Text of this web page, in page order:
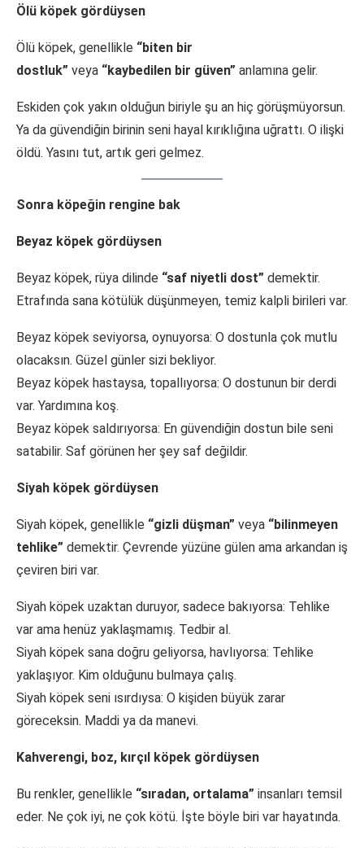
Ölü köpek gördüysen
Ölü köpek, genellikle “biten bir
dostluk” veya “kaybedilen bir güven” anlamına gelir.
Eskiden çok yakın olduğun biriyle şu an hiç görüşmüyorsun.
Ya da güvendiğin birinin seni hayal kırıklığına uğrattı. O ilişki
öldü. Yasını tut, artık geri gelmez.
Sonra köpeğin rengine bak
Beyaz köpek gördüysen
Beyaz köpek, rüya dilinde “saf niyetli dost” demektir.
Etrafında sana kötülük düşünmeyen, temiz kalpli birileri var.
Beyaz köpek seviyorsa, oynuyorsa: O dostunla çok mutlu
olacaksın. Güzel günler sizi bekliyor.
Beyaz köpek hastaysa, topallıyorsa: O dostunun bir derdi
var. Yardımına koş.
Beyaz köpek saldırıyorsa: En güvendiğin dostun bile seni
satabilir. Saf görünen her şey saf değildir.
Siyah köpek gördüysen
Siyah köpek, genellikle “gizli düşman” veya “bilinmeyen
tehlike” demektir. Çevrende yüzüne gülen ama arkandan iş
çeviren biri var.
Siyah köpek uzaktan duruyor, sadece bakıyorsa: Tehlike
var ama henüz yaklaşmamış. Tedbir al.
Siyah köpek sana doğru geliyorsa, havlıyorsa: Tehlike
yaklaşıyor. Kim olduğunu bulmaya çalış.
Siyah köpek seni ısırdıysa: O kişiden büyük zarar
göreceksin. Maddi ya da manevi.
Kahverengi, boz, kırçıl köpek gördüysen
Bu renkler, genellikle “sıradan, ortalama” insanları temsil
eder. Ne çok iyi, ne çok kötü. İşte böyle biri var hayatında.